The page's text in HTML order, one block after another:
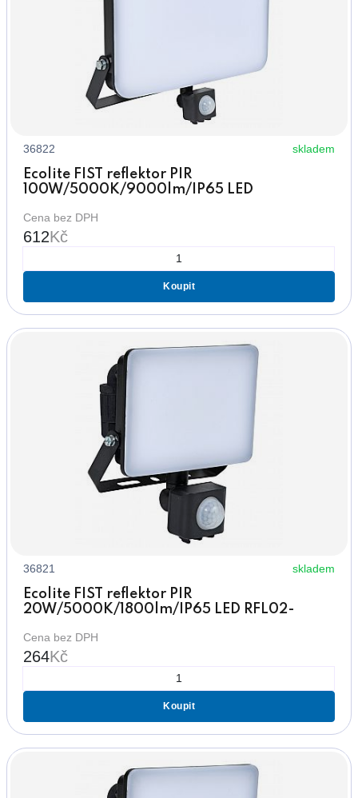
36822 skladem
Ecolite FIST reflektor PIR
100W/5000K/9000lm/IP65 LED
Cena bez DPH
612Kč
Koupit
36821 skladem
Ecolite FIST reflektor PIR
20W/5000K/1800lm/IP65 LED RFL02-
Cena bez DPH
264Kč
Koupit